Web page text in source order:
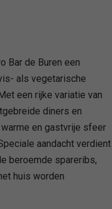
Bar de Buren een
als vegetarische
een rijke variatie van
diners en
en gastvrije sfeer
aandacht verdient
beroemde spareribs,
huis worden